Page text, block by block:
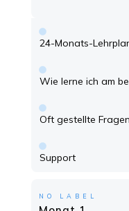
24-Monats-
Wie lerne ich am
Oft gestellte
Support
NO LABEL